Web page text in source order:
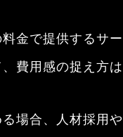
金で提供するサ
費用感の捉え方は
場合、人材採用